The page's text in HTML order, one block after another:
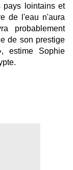
pays lointains et
de l'eau n'aura
probablement
de son prestige
estime Sophie